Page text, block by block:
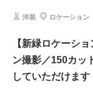
タキシード、ドレス（
なったプランです。た
このプランで撮影可
洋装 ロケーション
【新緑ロケーシ
ン撮影／150カッ
していただけます